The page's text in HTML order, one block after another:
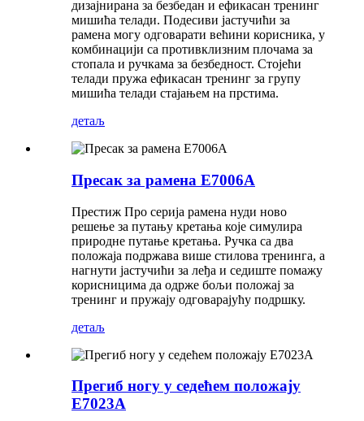
дизајнирана за безбедан и ефикасан тренинг
мишића телади. Подесиви јастучићи за
рамена могу одговарати већини корисника, у
комбинацији са противклизним плочама за
стопала и ручкама за безбедност. Стојећи
телади пружа ефикасан тренинг за групу
мишића телади стајањем на прстима.
детаљ
Пресак за рамена Е7006А
Престиж Про серија рамена нуди ново
решење за путању кретања које симулира
природне путање кретања. Ручка са два
положаја подржава више стилова тренинга, а
нагнути јастучићи за леђа и седиште помажу
корисницима да одрже бољи положај за
тренинг и пружају одговарајућу подршку.
детаљ
Прегиб ногу у седећем положају
E7023A